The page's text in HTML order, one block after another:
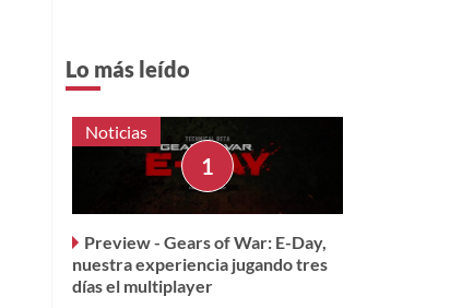
Lo más leído
Noticias
Preview - Gears of War: E-Day,
nuestra experiencia jugando tres
días el multiplayer